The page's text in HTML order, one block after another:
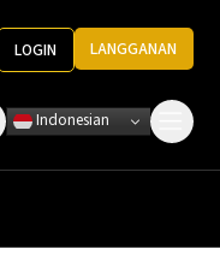
LOGIN LANGGANAN
Indonesian